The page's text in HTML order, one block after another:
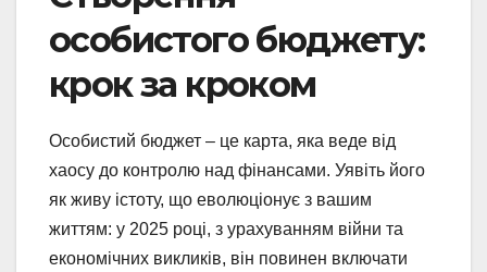
особистого бюджету:
крок за кроком
Особистий бюджет – це карта, яка веде від
хаосу до контролю над фінансами. Уявіть його
як живу істоту, що еволюціонує з вашим
життям: у 2025 році, з урахуванням війни та
економічних викликів, він повинен включати